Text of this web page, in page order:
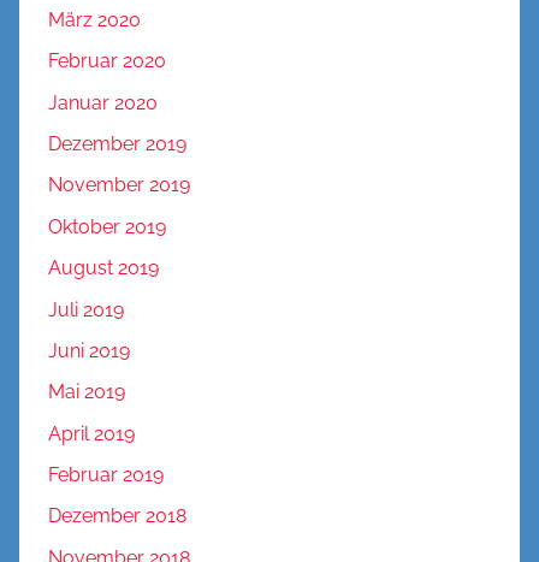
März 2020
Februar 2020
Januar 2020
Dezember 2019
November 2019
Oktober 2019
August 2019
Juli 2019
Juni 2019
Mai 2019
April 2019
Februar 2019
Dezember 2018